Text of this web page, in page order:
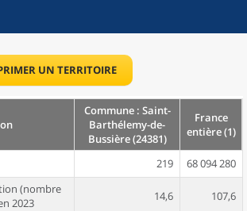
UN TERRITOIRE
Commune : Saint-
Barthélemy-de-
Bussière (24381)
France
entière (1)
219
68 094 280
(nombre
2023
14,6 107,6